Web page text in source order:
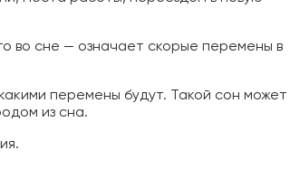
во сне — означает скорые перемены в
перемены будут. Такой сон может
из сна.